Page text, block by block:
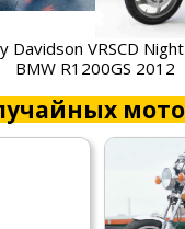
Davidson VRSCD
BMW R1200GS 2012